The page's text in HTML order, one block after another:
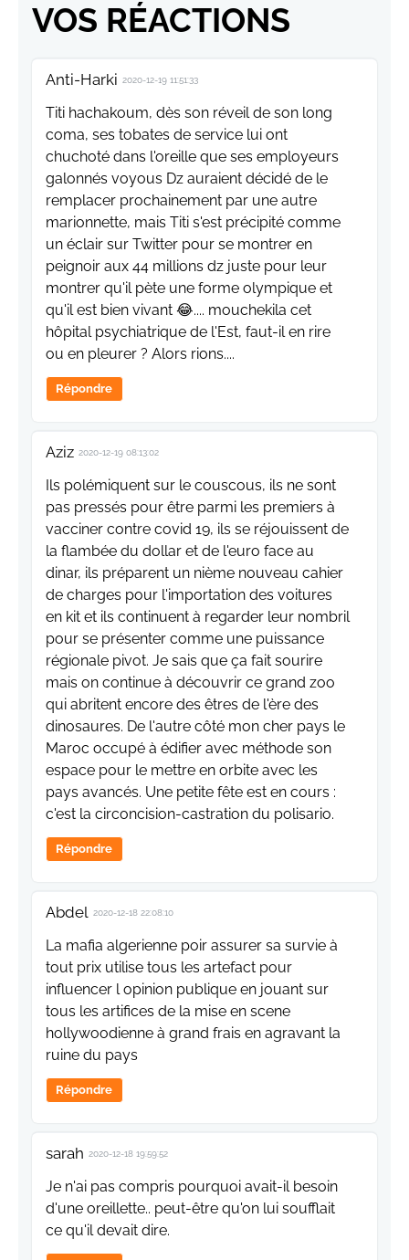
VOS RÉACTIONS
Anti-Harki 2020-12-19 11:51:33
Titi hachakoum, dès son réveil de son long
coma, ses tobates de service lui ont
chuchoté dans l'oreille que ses employeurs
galonnés voyous Dz auraient décidé de le
remplacer prochainement par une autre
marionnette, mais Titi s'est précipité comme
un éclair sur Twitter pour se montrer en
peignoir aux 44 millions dz juste pour leur
montrer qu'il pète une forme olympique et
qu'il est bien vivant 😂.... mouchekila cet
hôpital psychiatrique de l'Est, faut-il en rire
ou en pleurer ? Alors rions....
Répondre
Aziz 2020-12-19 08:13:02
Ils polémiquent sur le couscous, ils ne sont
pas pressés pour être parmi les premiers à
vacciner contre covid 19, ils se réjouissent de
la flambée du dollar et de l'euro face au
dinar, ils préparent un nième nouveau cahier
de charges pour l'importation des voitures
en kit et ils continuent à regarder leur nombril
pour se présenter comme une puissance
régionale pivot. Je sais que ça fait sourire
mais on continue à découvrir ce grand zoo
qui abritent encore des êtres de l'ère des
dinosaures. De l'autre côté mon cher pays le
Maroc occupé à édifier avec méthode son
espace pour le mettre en orbite avec les
pays avancés. Une petite fête est en cours :
c'est la circoncision-castration du polisario.
Répondre
Abdel 2020-12-18 22:08:10
La mafia algerienne poir assurer sa survie à
tout prix utilise tous les artefact pour
influencer l opinion publique en jouant sur
tous les artifices de la mise en scene
hollywoodienne à grand frais en agravant la
ruine du pays
Répondre
sarah 2020-12-18 19:59:52
Je n'ai pas compris pourquoi avait-il besoin
d'une oreillette.. peut-être qu'on lui soufflait
ce qu'il devait dire.